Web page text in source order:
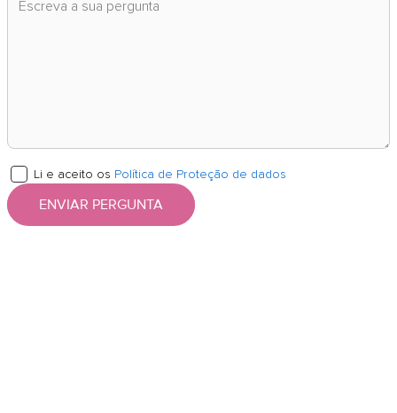
Li e aceito os Política de Proteção de dados
ENVIAR PERGUNTA